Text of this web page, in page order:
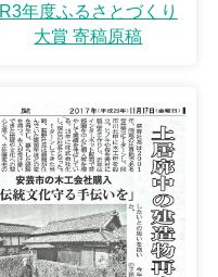
R3年度ふるさとづくり
大賞 寄稿原稿